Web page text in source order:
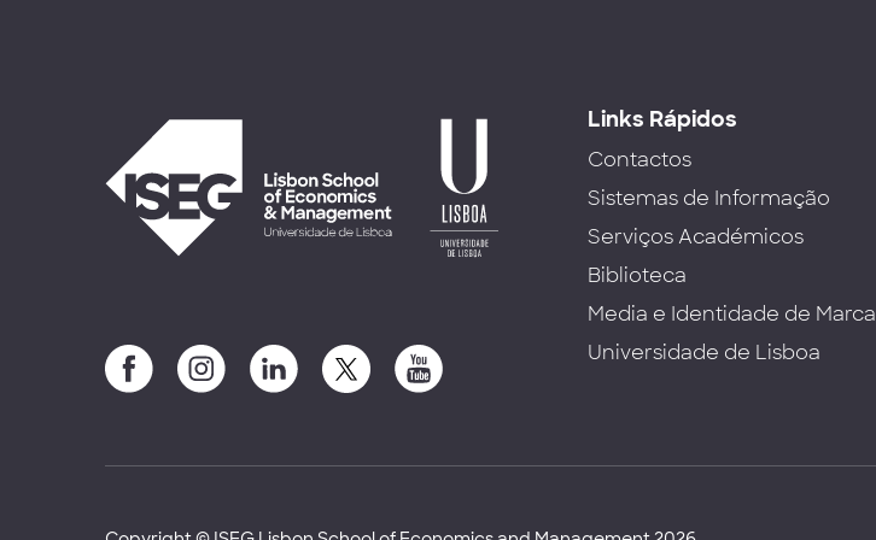
Links Rápidos
Contactos
Sistemas de Informação
Serviços Académicos
Biblioteca
Media e Identidade de Marca
Universidade de Lisboa